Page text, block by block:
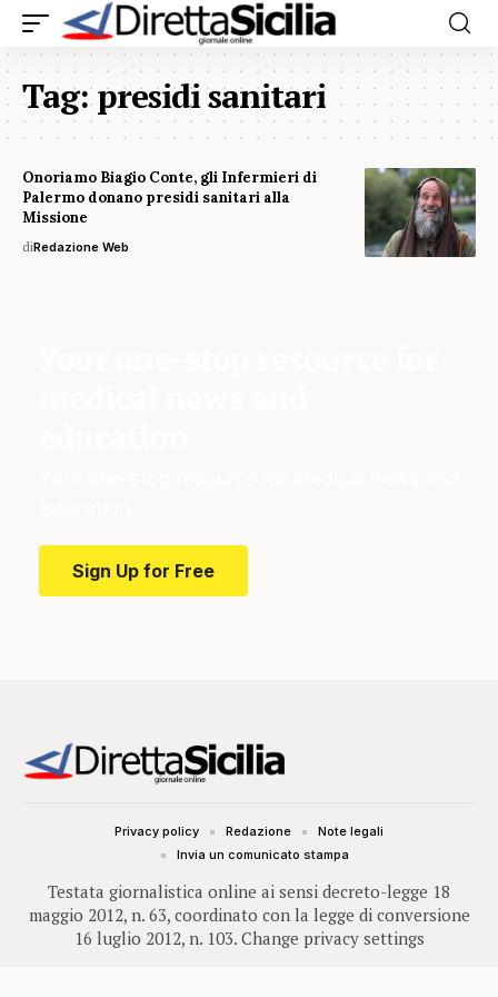
Tag:presidi sanitari
Onoriamo Biagio Conte, gli Infermieri di
Palermo donano presidi sanitari alla
Missione
diRedazione Web
Sign Up for Free
Testata giornalistica online ai sensi decreto-legge 18
maggio 2012, n. 63, coordinato con la legge di conversione
16 luglio 2012, n. 103. Change privacy settings
Privacy policy Redazione
Note legali
Invia un comunicato stampa